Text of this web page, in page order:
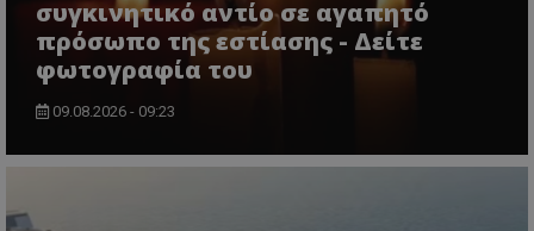
συγκινητικό αντίο σε αγαπητό
πρόσωπο της εστίασης - Δείτε
φωτογραφία του
09.08.2026 - 09:23